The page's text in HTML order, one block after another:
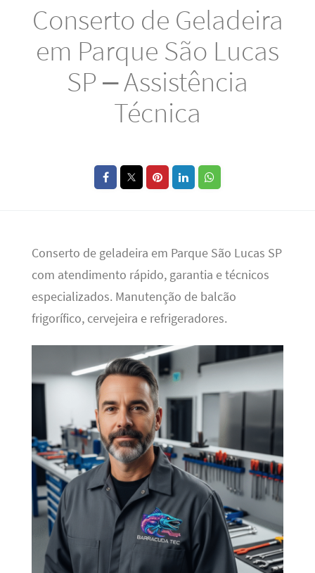
Conserto de Geladeira
em Parque São Lucas
SP – Assistência
Técnica
Conserto de geladeira em Parque São Lucas SP
com atendimento rápido, garantia e técnicos
especializados. Manutenção de balcão
frigorífico, cervejeira e refrigeradores.